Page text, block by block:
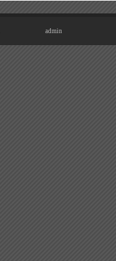
admin